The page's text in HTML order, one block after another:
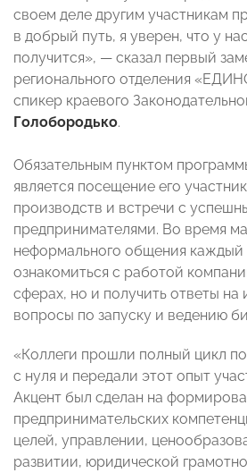
своем деле другим участникам
в добрый путь, я уверен, что у
получится», — сказал первый
регионального отделения
спикер краевого
Голобородько.
Обязательным пунктом
является посещение его
производств и встречи с
предпринимателями. Во время
неформального общения каждый
ознакомиться с работой
сферах, но и получить ответы
вопросы по запуску и ведению
«Коллеги прошли полный цикл
с нуля и передали этот опыт
Акцент был сделан на
предпринимательских
целей, управлении,
развитии, юридической